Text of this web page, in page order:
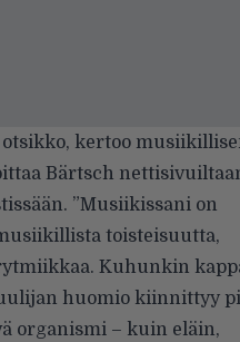
kertoo
Bärtsch
”Musiikissani on
toisteisuutta,
Kuhunkin
huomio kiinnittyy
organismi – kuin eläin,